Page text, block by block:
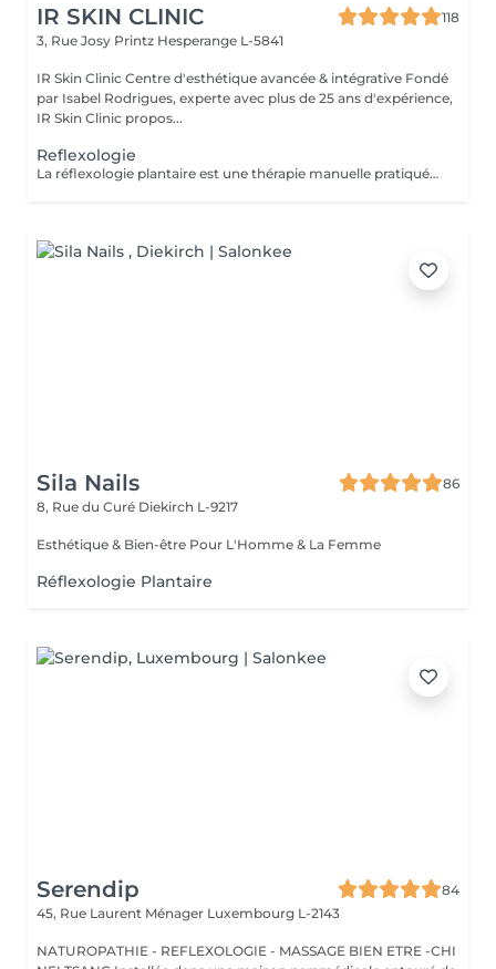
IR SKIN CLINIC
118
3, Rue Josy Printz Hesperange L-5841
IR Skin Clinic Centre d'esthétique avancée & intégrative Fondé
par Isabel Rodrigues, experte avec plus de 25 ans d'expérience,
IR Skin Clinic propos...
Reflexologie
La réflexologie plantaire est une thérapie manuelle pratiquée sur les pieds. Chaque partie du pied est reliée à travers le système nerveux à différents organes du corps. Au total, il existe 7200 terminaisons nerveuses au niveau des deux pieds, on peut donc traiter différents organes en appliquant une légère pression au niveau des pieds.
Sila Nails
86
8, Rue du Curé Diekirch L-9217
Esthétique & Bien-être Pour L'Homme & La Femme
Réflexologie Plantaire
Serendip
84
45, Rue Laurent Ménager Luxembourg L-2143
NATUROPATHIE - REFLEXOLOGIE - MASSAGE BIEN ETRE -CHI